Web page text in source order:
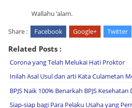
Wallahu ‘alam.
Share : Facebook Google+ Twitter
Related Posts :
Corona yang Telah Melukai Hati Proktor
Inilah Asal Usul dan arti Kata Culametan
BPJS Naik 100% Benarkah BPJS Kesehatan
Siap-siap bagi Para Pelaku Usaha yang